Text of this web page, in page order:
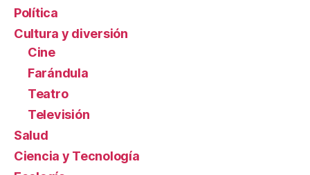
Política
Cultura y diversión
Cine
Farándula
Teatro
Televisión
Salud
Ciencia y Tecnología